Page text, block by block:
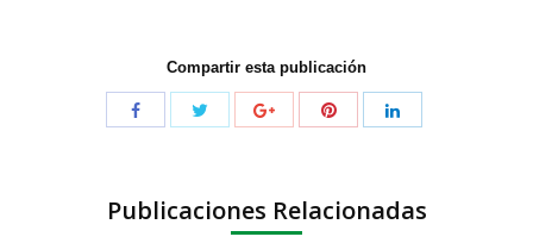
Compartir esta publicación
Publicaciones Relacionadas